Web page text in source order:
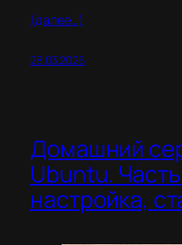
(далее…)
28.03.2026
Домашний
Ubuntu.
настройка,